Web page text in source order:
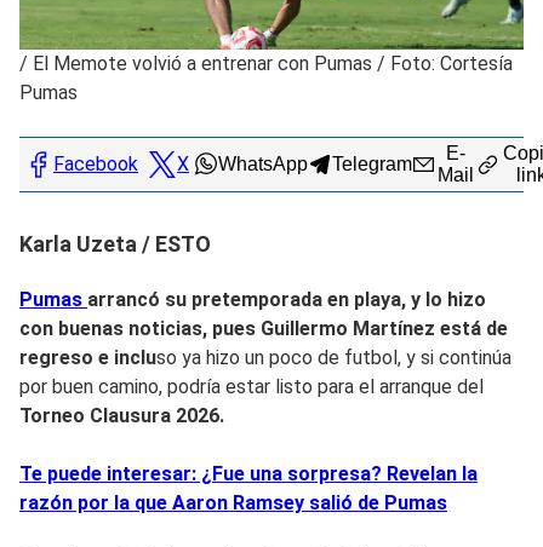
/ El Memote volvió a entrenar con Pumas / Foto: Cortesía
Pumas
Facebook X WhatsApp Telegram
E-
Mail
Karla Uzeta / ESTO
Pumas arrancó su pretemporada en playa, y lo hizo
con buenas noticias, pues Guillermo Martínez está de
regreso e incluso ya hizo un poco de futbol, y si continúa
por buen camino, podría estar listo para el arranque del
Torneo Clausura 2026.
Te puede interesar: ¿Fue una sorpresa? Revelan la
razón por la que Aaron Ramsey salió de Pumas